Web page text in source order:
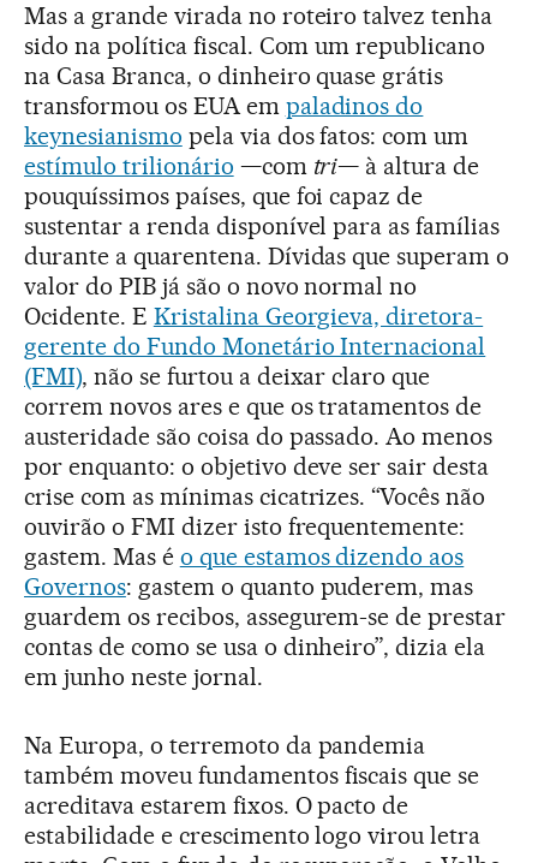
Mas a grande virada no roteiro talvez tenha
sido na política fiscal. Com um republicano
na Casa Branca, o dinheiro quase grátis
transformou os EUA em paladinos do
keynesianismo pela via dos fatos: com um
estímulo trilionário —com tri— à altura de
pouquíssimos países, que foi capaz de
sustentar a renda disponível para as famílias
durante a quarentena. Dívidas que superam o
valor do PIB já são o novo normal no
Ocidente. E Kristalina Georgieva, diretora-
gerente do Fundo Monetário Internacional
(FMI), não se furtou a deixar claro que
correm novos ares e que os tratamentos de
austeridade são coisa do passado. Ao menos
por enquanto: o objetivo deve ser sair desta
crise com as mínimas cicatrizes. “Vocês não
ouvirão o FMI dizer isto frequentemente:
gastem. Mas é o que estamos dizendo aos
Governos: gastem o quanto puderem, mas
guardem os recibos, assegurem-se de prestar
contas de como se usa o dinheiro”, dizia ela
em junho neste jornal.
Na Europa, o terremoto da pandemia
também moveu fundamentos fiscais que se
acreditava estarem fixos. O pacto de
estabilidade e crescimento logo virou letra